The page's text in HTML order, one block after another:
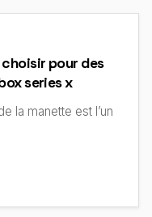
pour des
series x
la manette est l’un